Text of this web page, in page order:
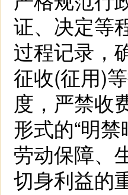
证、决定等
过程记录，
征收(征用)
度，严禁收
形式的“明
劳动保障、
切身利益的